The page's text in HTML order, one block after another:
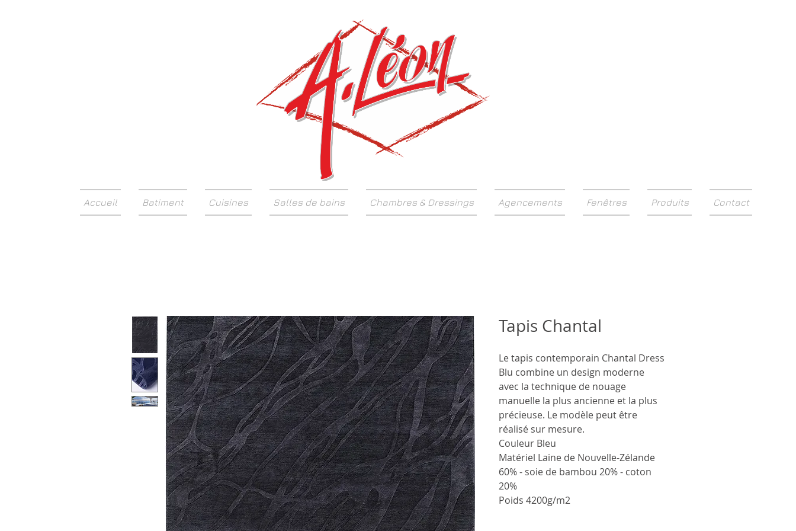
Accueil Batiment Cuisines Salles de bains Chambres & Dressings Agencements Fenêtres Produits Contact
Tapis Chantal
Le tapis contemporain Chantal Dress
Blu combine un design moderne
avec la technique de nouage
manuelle la plus ancienne et la plus
précieuse. Le modèle peut être
réalisé sur mesure.
Couleur Bleu
Matériel Laine de Nouvelle-Zélande
60% - soie de bambou 20% - coton
20%
Poids 4200g/m2